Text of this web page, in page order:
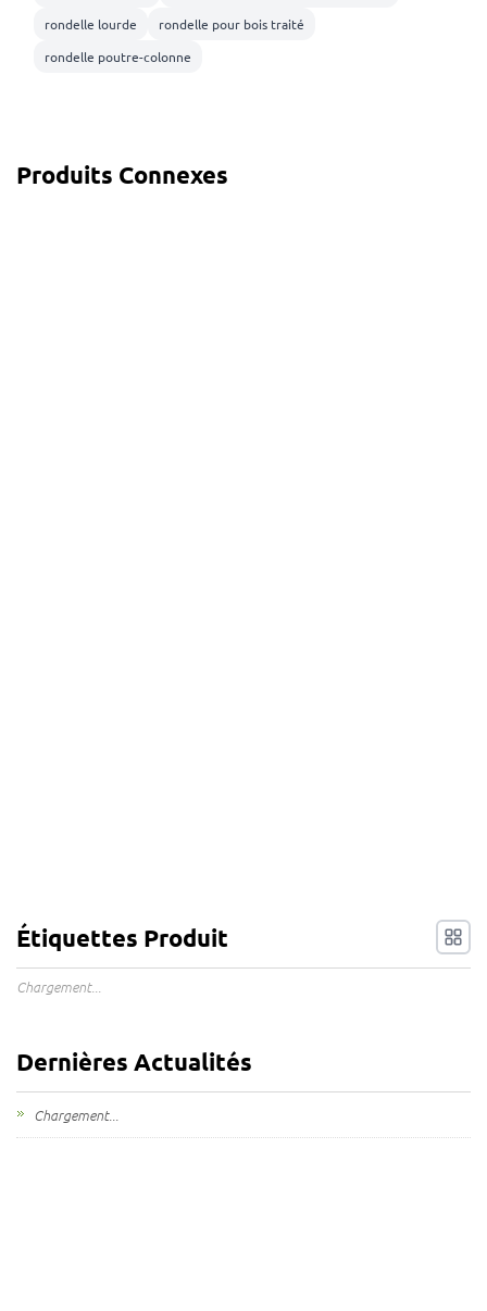
rondelle lourde
rondelle pour bois traité
rondelle poutre-colonne
Produits Connexes
Étiquettes Produit
Chargement...
Dernières Actualités
Chargement...